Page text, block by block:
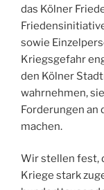
das Kölner
sowie
Kriegsgefahr
den Kölner
wahrnehmen,
Forderungen an
machen.
Wir stellen fest,
Kriege stark